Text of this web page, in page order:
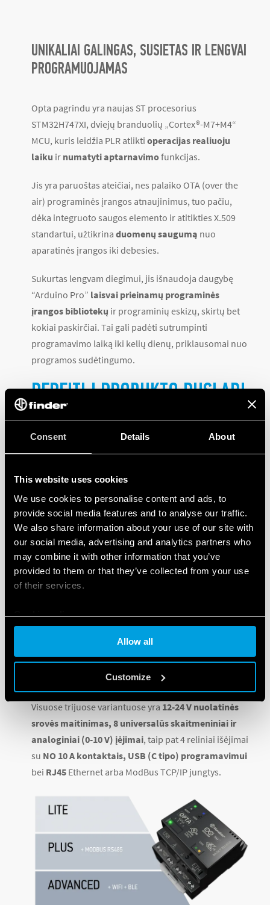
Consent Details About
This website uses cookies
We use cookies to personalise content and ads, to
provide social media features and to analyse our traffic.
We also share information about your use of our site with
our social media, advertising and analytics partners who
may combine it with other information that you’ve
provided to them or that they’ve collected from your use
of their services.
Cookie policy
Allow all
Customize
UNIKALIAI GALINGAS, SUSIETAS IR LENGVAI
PROGRAMUOJAMAS
Opta pagrindu yra naujas ST procesorius
STM32H747XI, dviejų branduolių „Cortex®-M7+M4“
MCU, kuris leidžia PLR atlikti operacijas realiuoju
laiku ir numatyti aptarnavimofunkcijas.
Jis yra paruoštas ateičiai, nes palaiko OTA (over the
air) programinės įrangos atnaujinimus, tuo pačiu,
dėka integruoto saugos elemento ir atitikties X.509
standartui, užtikrina duomenų saugumą nuo
aparatinės įrangos iki debesies.
Sukurtas lengvam diegimui, jis išnaudoja daugybę
“Arduino Pro” laisvai prieinamų programinės
įrangos bibliotekų ir programinių eskizų, skirtų bet
kokiai paskirčiai. Tai gali padėti sutrumpinti
programavimo laiką iki kelių dienų, priklausomai nuo
programos sudėtingumo.
PEREITI Į PRODUKTO PUSLAPĮ
>>>
3 VARIANTAI VISOMS UŽDUOTIMS
Finder Opta yratrijų versijų,kurios gali atitikti ir
pranokti kiekvieno vartotojo galimybes,
Opta LITEsu Ethernet IP jungtimi ir USB (C tipo)
programavimo prievadu;
ryšio sąsają;
– pats novatoriškiausias ir
pilniausias variantas, papildomai turintis „Wi-Fi“ ir
„Bluetooth® Low Energy“.
Visuose trijuose variantuose yra 12-24 V nuolatinės
srovės maitinimas, 8 universalūs skaitmeniniai ir
analoginiai (0-10 V) įėjimai, taip pat 4 reliniai išėjimai
su NO 10 A kontaktais, USB (C tipo) programavimui
bei RJ45 Ethernet arba ModBus TCP/IP jungtys.